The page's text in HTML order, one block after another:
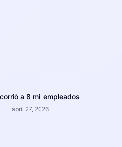
a 8 mil empleados
abril 27, 2026